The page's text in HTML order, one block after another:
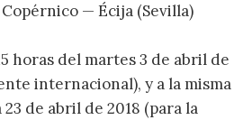
Copérnico — Écija (Sevilla)
horas del martes 3 de abril de
internacional), y a la misma
de abril de 2018 (para la